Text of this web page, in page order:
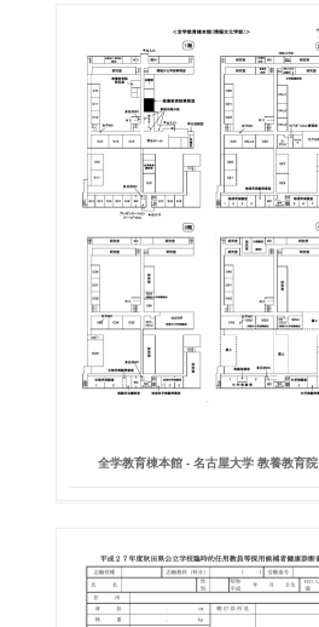
全学教育棟本館 - 名古屋大学 教養教育院